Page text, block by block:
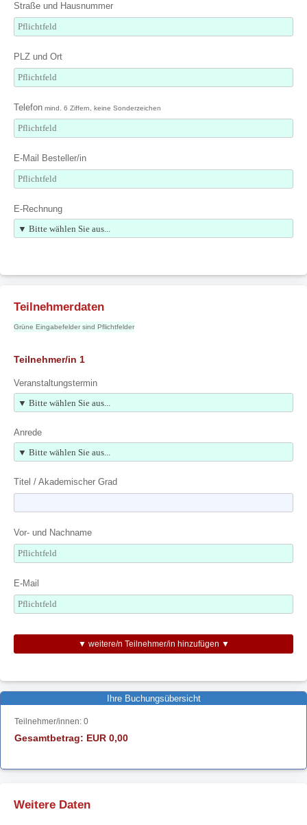
Straße und Hausnummer
PLZ und Ort
Telefon mind. 6 Ziffern, keine Sonderzeichen
E-Mail Besteller/in
E-Rechnung
Teilnehmerdaten
Grüne Eingabefelder sind Pflichtfelder
Teilnehmer/in 1
Veranstaltungstermin
Anrede
Titel / Akademischer Grad
Vor- und Nachname
E-Mail
▼ weitere/n Teilnehmer/in hinzufügen ▼
Ihre Buchungsübersicht
Teilnehmer/innen: 0
Gesamtbetrag: EUR 0,00
Weitere Daten